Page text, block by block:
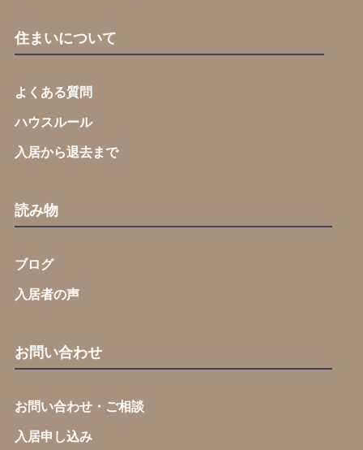
住まいについて
よくある質問
ハウスルール
入居から退去まで
読み物
ブログ
入居者の声
お問い合わせ
お問い合わせ・ご相談
入居申し込み